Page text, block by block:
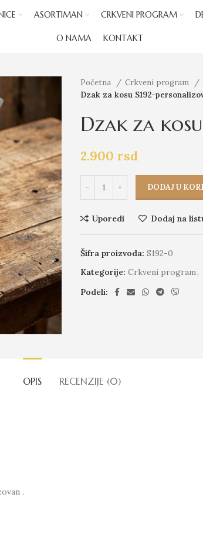
ASORTIMAN CRKVENI PROGRAM
O NAMA KONTAKT
Početna Crkveni program
Dzak za kosu S192-
Dzak za
2.900 rsd
DODAJ U
Uporedi Dodaj na
Šifra proizvoda: S192-0
Kategorije: Crkveni program,
Podeli:
OPIS RECENZIJE (0)
.